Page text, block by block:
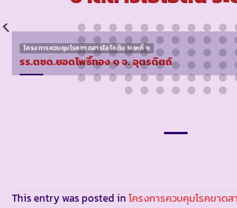
โครงการควบคุมโรคขาดสารไอโอดีน ระยะที่ ๑
รร.ตชด.ยอดโพธิ์ทอง ๑ จ. อุตรดิตถ์
This entry was posted in โครงการควบคุมโรคขาดส